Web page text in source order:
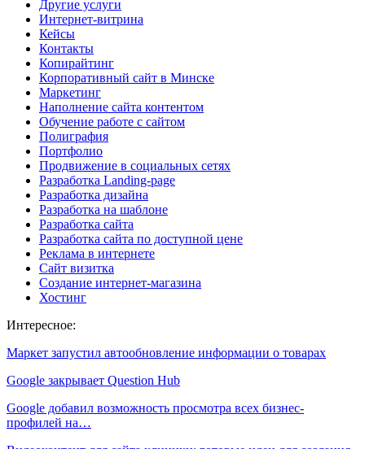
Другие услуги
Интернет-витрина
Кейсы
Контакты
Копирайтинг
Корпоративный сайт в Минске
Маркетинг
Наполнение сайта контентом
Обучение работе с сайтом
Полиграфия
Портфолио
Продвижение в социальных сетях
Разработка Landing-page
Разработка дизайна
Разработка на шаблоне
Разработка сайта
Разработка сайта по доступной цене
Реклама в интернете
Сайт визитка
Создание интернет-магазина
Хостинг
Интересное:
Маркет запустил автообновление информации о товарах
Google закрывает Question Hub
Google добавил возможность просмотра всех бизнес-
профилей на…